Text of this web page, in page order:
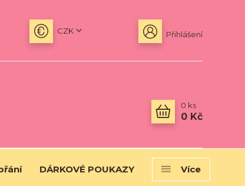
CZK
Přihlášení
0 ks
0 Kč
DÁRKOVÉ POUKAZY Více